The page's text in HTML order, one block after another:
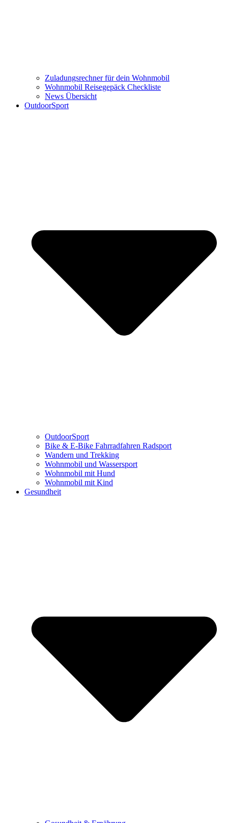
Zuladungsrechner für dein Wohnmobil
Wohnmobil Reisegepäck Checkliste
News Übersicht
OutdoorSport
OutdoorSport
Bike & E-Bike Fahrradfahren Radsport
Wandern und Trekking
Wohnmobil und Wassersport
Wohnmobil mit Hund
Wohnmobil mit Kind
Gesundheit